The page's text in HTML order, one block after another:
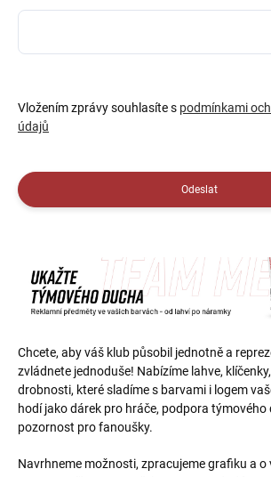
Vložením zprávy souhlasíte s podmínkami
údajů
Odeslat
Chcete, aby váš klub působil jednotně a
zvládnete jednoduše! Nabízíme lahve,
drobnosti, které sladíme s barvami i logem
hodí jako dárek pro hráče, podpora týmového
pozornost pro fanoušky.
Navrhneme možnosti, zpracujeme grafiku a o